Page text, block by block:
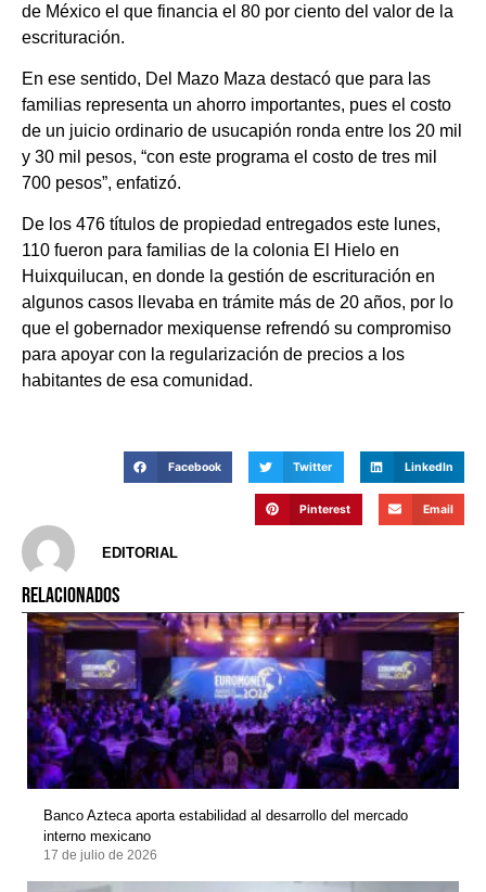
de México el que financia el 80 por ciento del valor de la
escrituración.
En ese sentido, Del Mazo Maza destacó que para las
familias representa un ahorro importantes, pues el costo
de un juicio ordinario de usucapión ronda entre los 20 mil
y 30 mil pesos, “con este programa el costo de tres mil
700 pesos”, enfatizó.
De los 476 títulos de propiedad entregados este lunes,
110 fueron para familias de la colonia El Hielo en
Huixquilucan, en donde la gestión de escrituración en
algunos casos llevaba en trámite más de 20 años, por lo
que el gobernador mexiquense refrendó su compromiso
para apoyar con la regularización de precios a los
habitantes de esa comunidad.
Facebook Twitter LinkedIn
Pinterest Email
EDITORIAL
RELACIONADOS
Banco Azteca aporta estabilidad al desarrollo del mercado
interno mexicano
17 de julio de 2026